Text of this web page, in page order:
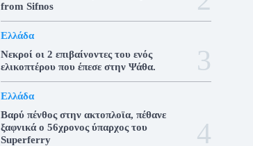
from Sifnos
Ελλάδα
Νεκροί οι 2 επιβαίνοντες του ενός
ελικοπτέρου που έπεσε στην Ψάθα.
Ελλάδα
Βαρύ πένθος στην ακτοπλοϊα, πέθανε
ξαφνικά ο 56χρονος ύπαρχος του
Superferry